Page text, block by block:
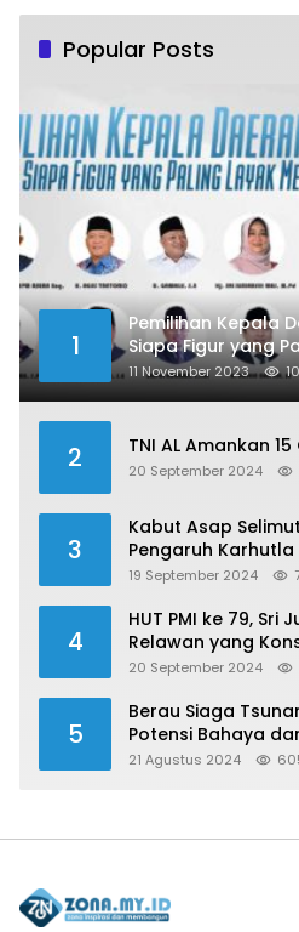
Popular Posts
1
Pemilihan Kepala
Siapa Figur yang
Publik?
11 November 2023
2 TNI AL Amankan
20 September 2024
3
Kabut Asap
Pengaruh Karhutla
19 September 2024
4
HUT PMI ke 79, Sri
Relawan yang
20 September 2024
5
Berau Siaga
Potensi Bahaya
Sulawesi
21 Agustus 2024